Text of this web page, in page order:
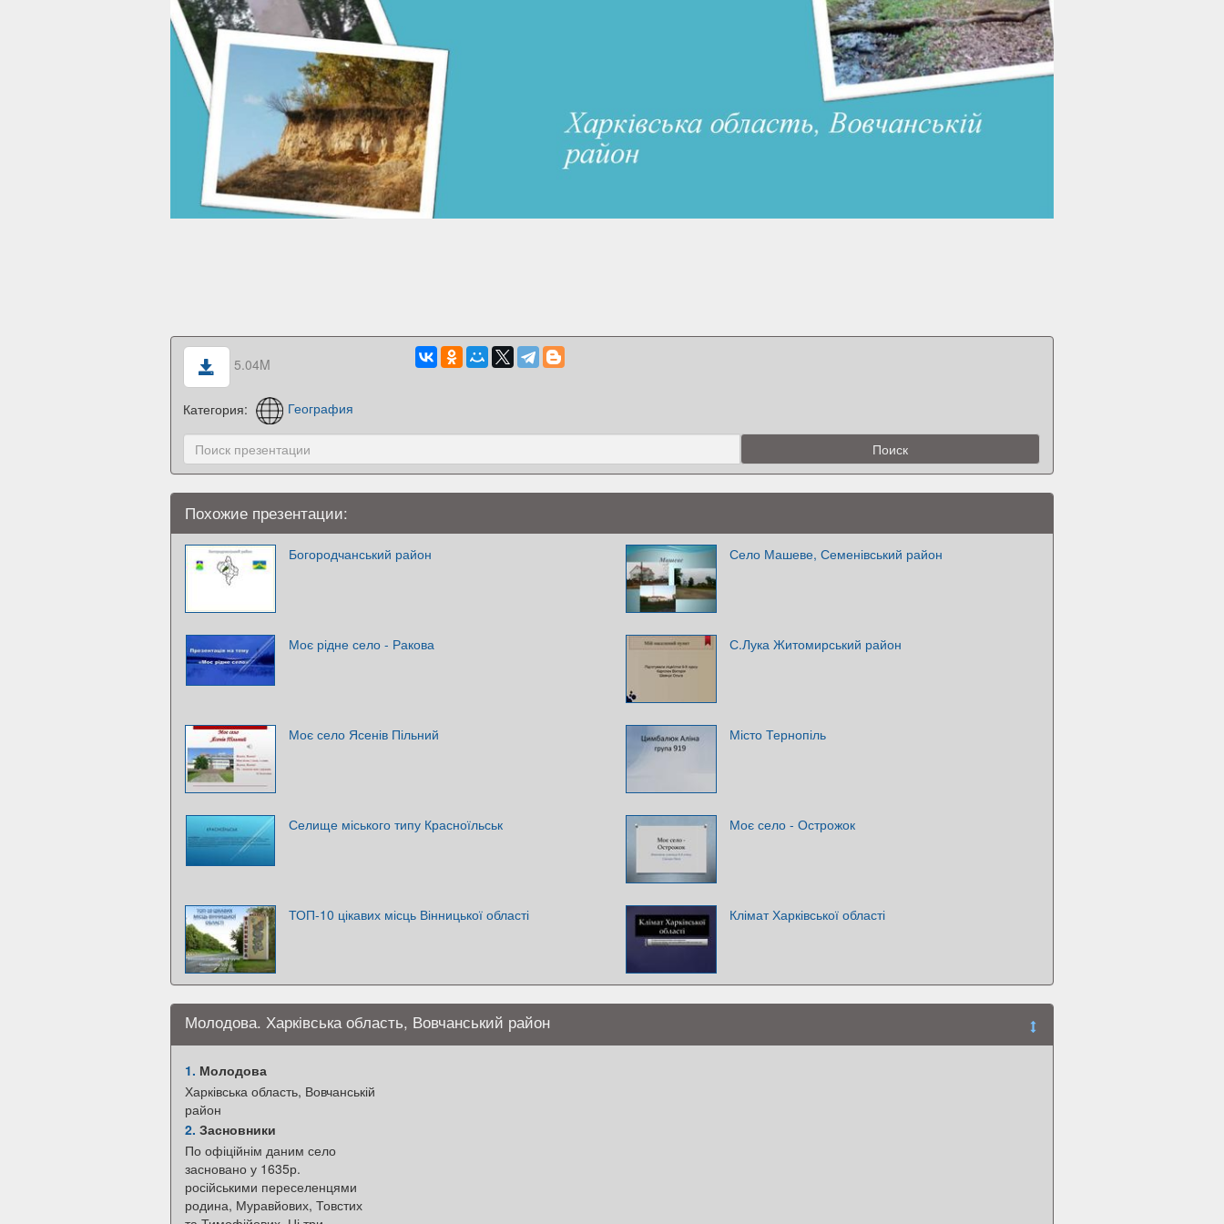
5.04M
Категория: География
Похожие презентации:
Богородчанський район Село Машеве, Семенівський район
Моє рідне село - Ракова С.Лука Житомирський район
Моє село Ясенів Пільний Місто Тернопіль
Селище міського типу Красноїльськ Моє село - Острожок
ТОП-10 цікавих місць Вінницької області Клімат Харківської області
Молодова. Харківська область, Вовчанський район
1. Молодова
Харківська область, Вовчанській
район
2. Засновники
По офіційнім даним село
засновано у 1635р.
російськими переселенцями
родина, Муравйових, Товстих